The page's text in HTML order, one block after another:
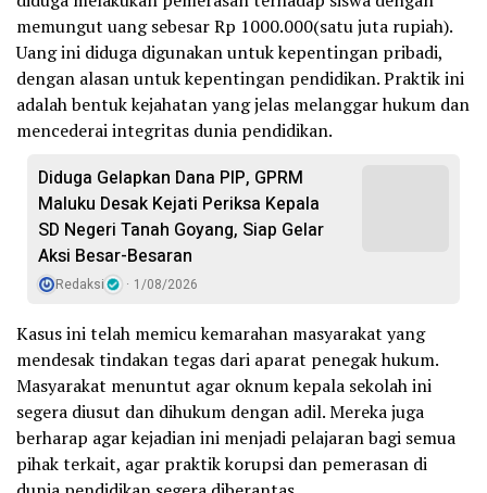
memungut uang sebesar Rp 1000.000(satu juta rupiah).
Uang ini diduga digunakan untuk kepentingan pribadi,
dengan alasan untuk kepentingan pendidikan. Praktik ini
adalah bentuk kejahatan yang jelas melanggar hukum dan
mencederai integritas dunia pendidikan.
Diduga Gelapkan Dana PIP, GPRM
Maluku Desak Kejati Periksa Kepala
SD Negeri Tanah Goyang, Siap Gelar
Aksi Besar-Besaran
Redaksi 1/08/2026
Kasus ini telah memicu kemarahan masyarakat yang
mendesak tindakan tegas dari aparat penegak hukum.
Masyarakat menuntut agar oknum kepala sekolah ini
segera diusut dan dihukum dengan adil. Mereka juga
berharap agar kejadian ini menjadi pelajaran bagi semua
pihak terkait, agar praktik korupsi dan pemerasan di